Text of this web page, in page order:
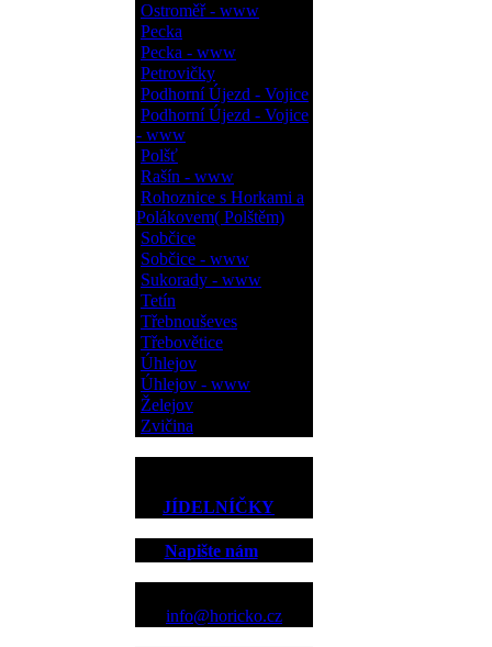
Ostroměř - www
Pecka
Pecka - www
Petrovičky
Podhorní Újezd - Vojice
Podhorní Újezd - Vojice
- www
Polšť
Rašín - www
Rohoznice s Horkami a
Polákovem( Polštěm)
Sobčice
Sobčice - www
Sukorady - www
Tetín
Třebnouševes
Třebovětice
Úhlejov
Úhlejov - www
Želejov
Zvičina
JÍDELNÍČKY
Napište nám
info@horicko.cz